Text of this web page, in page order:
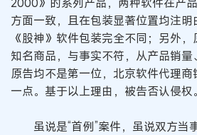
方面一致，且在包装显著位置均注
《股神》软件包装完全不同；另外
知名商品，与事实不符，从产品销量
原告均不是第一位，北京软件代理
一点。基于以上理由，被告否认侵权。
虽说是“首例”案件，虽说双方当